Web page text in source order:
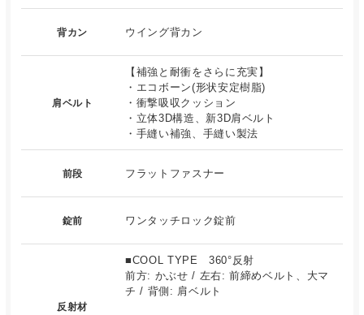
背カン ウイング背カン
肩ベルト
【補強と耐衝をさらに充実】
・エコボーン(形状安定樹脂)
・衝撃吸収クッション
・立体3D構造、新3D肩ベルト
・手縫い補強、手縫い製法
前段 フラットファスナー
錠前 ワンタッチロック錠前
反射材
■COOL TYPE 360°反射
前方: かぶせ / 左右: 前締めベルト、大マ
チ / 背側: 肩ベルト